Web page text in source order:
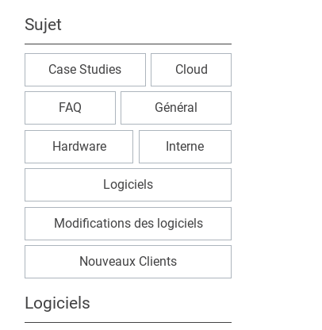
Sujet
Case Studies Cloud
FAQ Général
Hardware Interne
Logiciels
Modifications des logiciels
Nouveaux Clients
Logiciels